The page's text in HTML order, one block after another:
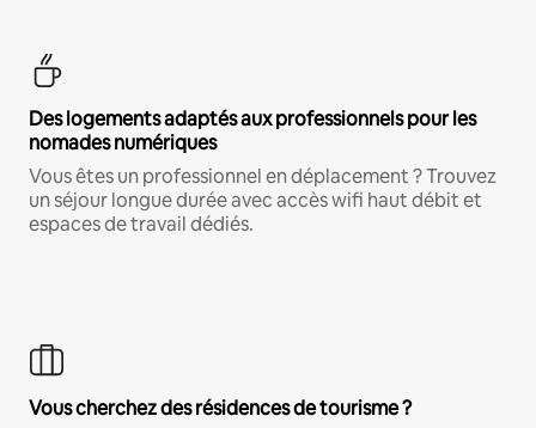
Des logements adaptés aux professionnels pour les
nomades numériques
Vous êtes un professionnel en déplacement ? Trouvez
un séjour longue durée avec accès wifi haut débit et
espaces de travail dédiés.
Vous cherchez des résidences de tourisme ?